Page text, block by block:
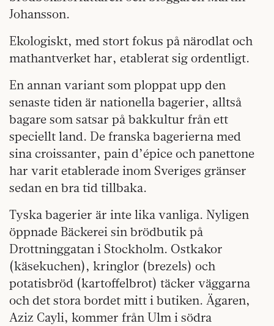
Johansson.
Ekologiskt, med stort fokus på närodlat och
mathantverket har, etablerat sig ordentligt.
En annan variant som ploppat upp den
senaste tiden är nationella bagerier, alltså
bagare som satsar på bakkultur från ett
speciellt land. De franska bagerierna med
sina croissanter, pain d’épice och panettone
har varit etablerade inom Sveriges gränser
sedan en bra tid tillbaka.
Tyska bagerier är inte lika vanliga. Nyligen
öppnade Bäckerei sin brödbutik på
Drottninggatan i Stockholm. Ostkakor
(käsekuchen), kringlor (brezels) och
potatisbröd (kartoffelbrot) täcker väggarna
och det stora bordet mitt i butiken. Ägaren,
Aziz Cayli, kommer från Ulm i södra